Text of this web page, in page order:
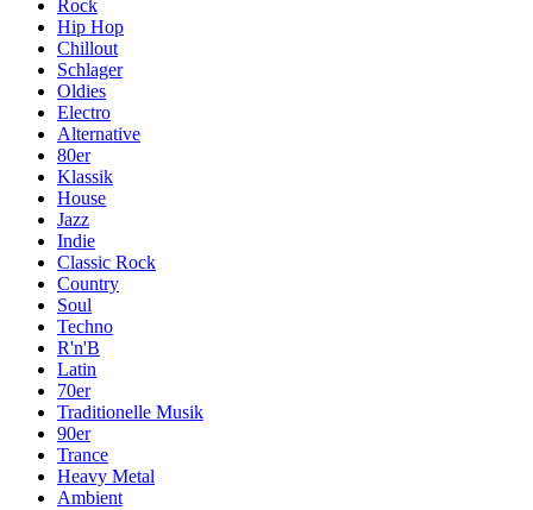
Rock
Hip Hop
Chillout
Schlager
Oldies
Electro
Alternative
80er
Klassik
House
Jazz
Indie
Classic Rock
Country
Soul
Techno
R'n'B
Latin
70er
Traditionelle Musik
90er
Trance
Heavy Metal
Ambient